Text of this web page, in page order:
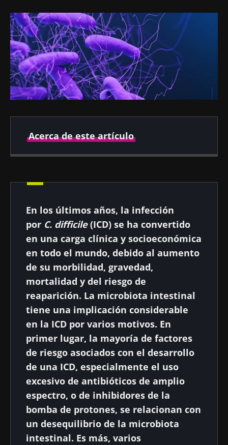
Acerca de este artículo
Autor
Prof. Gianluca Ianiro
Fecha de
publicación
25 Agosto 2021
Fecha de
actualización
30 Agosto 2024
En los últimos años, la infección
por C. difficile(ICD) se ha convertido
en una carga clínica y socioeconómica
en todo el mundo, debido al aumento
de su morbilidad, gravedad,
mortalidad y del riesgo de
reaparición. La microbiota intestinal
tiene una implicación considerable
en la ICD por varios motivos. En
primer lugar, la mayoría de factores
de riesgo asociados con el desarrollo
de una ICD, especialmente el uso
excesivo de antibióticos de amplio
espectro, o de inhibidores de la
bomba de protones, se relacionan con
un desequilibrio de la microbiota
intestinal. Es más, varios